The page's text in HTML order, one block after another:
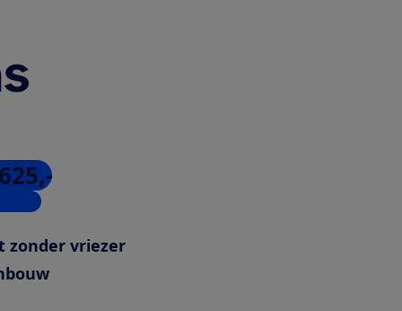
zonder vriezer